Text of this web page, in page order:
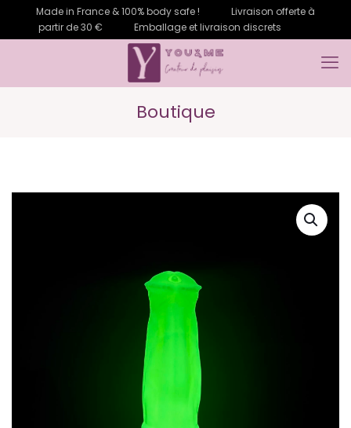
Made in France & 100% body safe !
Livraison offerte à
partir de 30 €
Emballage et livraison discrets
Boutique